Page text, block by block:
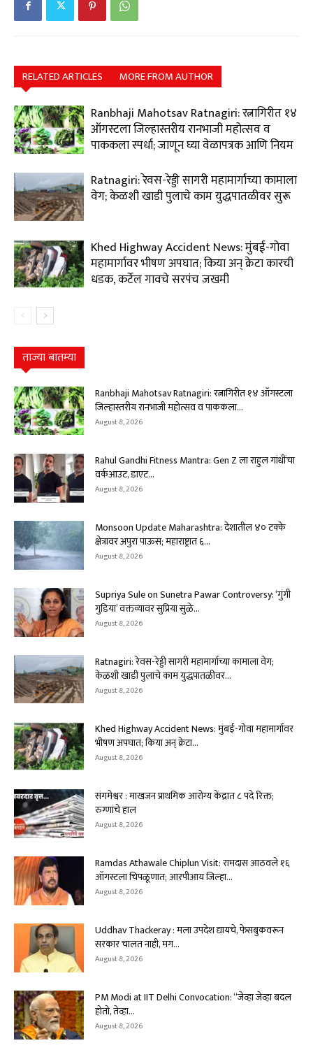
RELATED ARTICLES MORE FROM AUTHOR
Ranbhaji Mahotsav Ratnagiri: रत्नागिरीत १४
ऑगस्टला जिल्हास्तरीय रानभाजी महोत्सव व
पाककला स्पर्धा; जाणून घ्या वेळापत्रक आणि नियम
Ratnagiri: रेवस-रेड्डी सागरी महामार्गाच्या कामाला
वेग; केळशी खाडी पुलाचे काम युद्धपातळीवर सुरू
Khed Highway Accident News: मुंबई-गोवा
महामार्गावर भीषण अपघात; किया अन् क्रेटा कारची
धडक, कर्टेल गावचे सरपंच जखमी
ताज्या बातम्या
Ranbhaji Mahotsav Ratnagiri: रत्नागिरीत १४ ऑगस्टला
जिल्हास्तरीय रानभाजी महोत्सव व पाककला...
August 8, 2026
Rahul Gandhi Fitness Mantra: Gen Z ला राहुल गांधींचा
वर्कआउट, डाएट...
August 8, 2026
Monsoon Update Maharashtra: देशातील ४० टक्के
क्षेत्रावर अपुरा पाऊस; महाराष्ट्रात ६...
August 8, 2026
Supriya Sule on Sunetra Pawar Controversy: ‘गुंगी
गुडिया’ वक्तव्यावर सुप्रिया सुळे...
August 8, 2026
Ratnagiri: रेवस-रेड्डी सागरी महामार्गाच्या कामाला वेग;
केळशी खाडी पुलाचे काम युद्धपातळीवर...
August 8, 2026
Khed Highway Accident News: मुंबई-गोवा महामार्गावर
भीषण अपघात; किया अन् क्रेटा...
August 8, 2026
संगमेश्वर : माखजन प्राथमिक आरोग्य केंद्रात ८ पदे रिक्त;
रुग्णांचे हाल
August 8, 2026
Ramdas Athawale Chiplun Visit: रामदास आठवले १६
ऑगस्टला चिपळूणात; आरपीआय जिल्हा...
August 8, 2026
Uddhav Thackeray : मला उपदेश द्यायचे, फेसबुकवरून
सरकार चालत नाही, मग...
August 8, 2026
PM Modi at IIT Delhi Convocation: “जेव्हा जेव्हा बदल
होतो, तेव्हा...
August 8, 2026